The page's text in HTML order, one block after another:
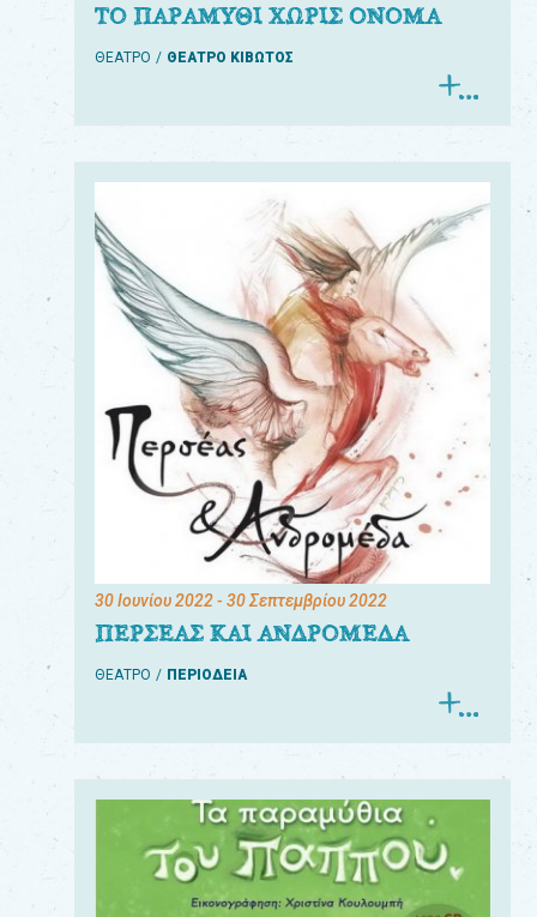
ΤΟ ΠΑΡΑΜΥΘΙ ΧΩΡΙΣ ΟΝΟΜΑ
ΘΕΑΤΡΟ ΘΕΑΤΡΟ ΚΙΒΩΤΟΣ
30 Ιουνίου 2022- 30 Σεπτεμβρίου 2022
ΠΕΡΣΕΑΣ ΚΑΙ ΑΝΔΡΟΜΕΔΑ
ΘΕΑΤΡΟ ΠΕΡΙΟΔΕΙΑ